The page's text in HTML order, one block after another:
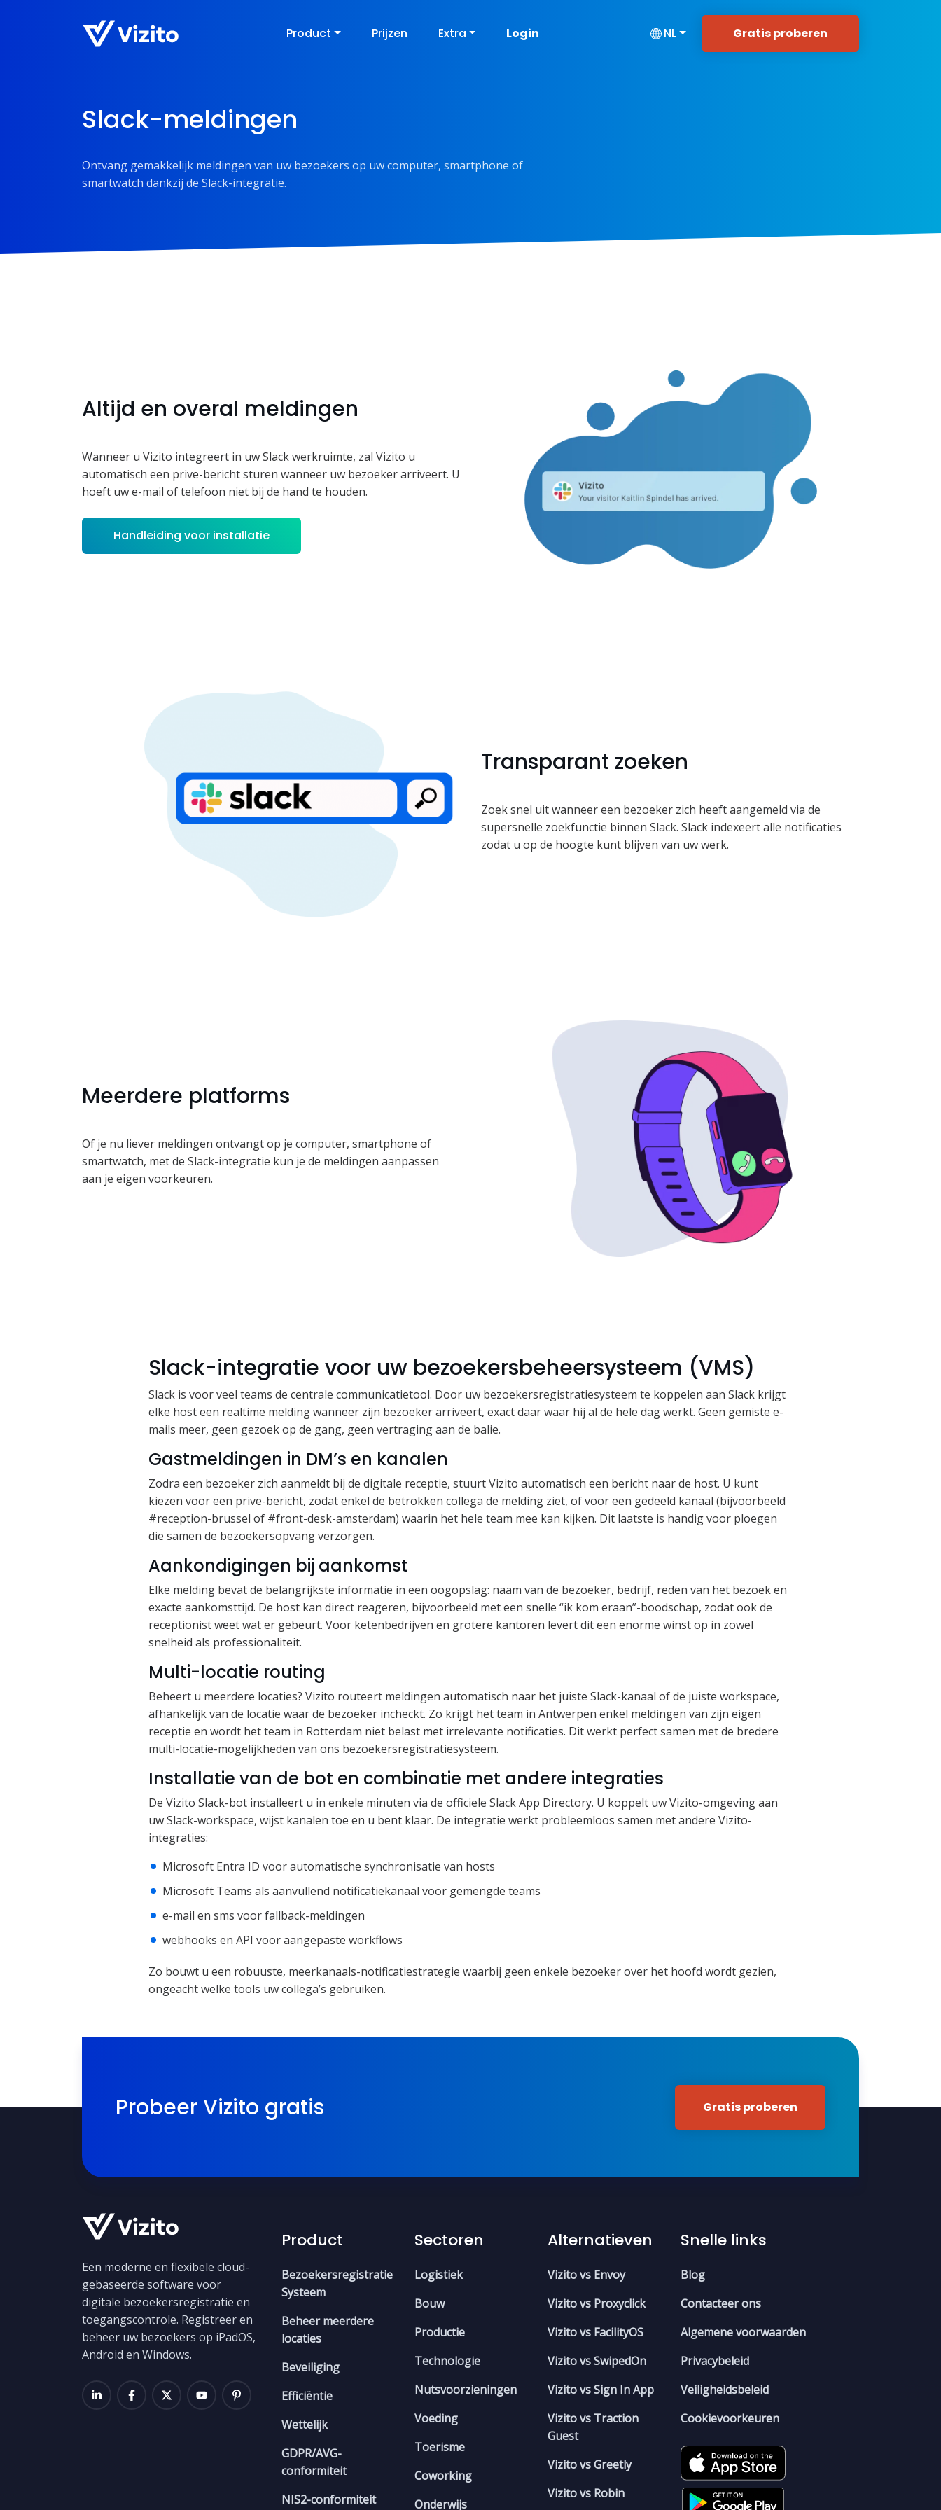
Product Prijzen Extra Login NL Gratis proberen
Slack-meldingen
Ontvang gemakkelijk meldingen van uw bezoekers op uw computer, smartphone of
smartwatch dankzij de Slack-integratie.
Altijd en overal meldingen
Wanneer u Vizito integreert in uw Slack werkruimte, zal Vizito u
automatisch een prive-bericht sturen wanneer uw bezoeker arriveert. U
hoeft uw e-mail of telefoon niet bij de hand te houden.
Handleiding voor installatie
Transparant zoeken
Zoek snel uit wanneer een bezoeker zich heeft aangemeld via de
supersnelle zoekfunctie binnen Slack. Slack indexeert alle notificaties
zodat u op de hoogte kunt blijven van uw werk.
Meerdere platforms
Of je nu liever meldingen ontvangt op je computer, smartphone of
smartwatch, met de Slack-integratie kun je de meldingen aanpassen
aan je eigen voorkeuren.
Slack-integratie voor uw bezoekersbeheersysteem (VMS)
Slack is voor veel teams de centrale communicatietool. Door uw bezoekersregistratiesysteem te koppelen aan Slack krijgt
elke host een realtime melding wanneer zijn bezoeker arriveert, exact daar waar hij al de hele dag werkt. Geen gemiste e-
mails meer, geen gezoek op de gang, geen vertraging aan de balie.
Gastmeldingen in DM’s en kanalen
Zodra een bezoeker zich aanmeldt bij de digitale receptie, stuurt Vizito automatisch een bericht naar de host. U kunt
kiezen voor een prive-bericht, zodat enkel de betrokken collega de melding ziet, of voor een gedeeld kanaal (bijvoorbeeld
#reception-brussel of #front-desk-amsterdam) waarin het hele team mee kan kijken. Dit laatste is handig voor ploegen
die samen de bezoekersopvang verzorgen.
Aankondigingen bij aankomst
Elke melding bevat de belangrijkste informatie in een oogopslag: naam van de bezoeker, bedrijf, reden van het bezoek en
exacte aankomsttijd. De host kan direct reageren, bijvoorbeeld met een snelle “ik kom eraan”-boodschap, zodat ook de
receptionist weet wat er gebeurt. Voor ketenbedrijven en grotere kantoren levert dit een enorme winst op in zowel
snelheid als professionaliteit.
Multi-locatie routing
Beheert u meerdere locaties? Vizito routeert meldingen automatisch naar het juiste Slack-kanaal of de juiste workspace,
afhankelijk van de locatie waar de bezoeker incheckt. Zo krijgt het team in Antwerpen enkel meldingen van zijn eigen
receptie en wordt het team in Rotterdam niet belast met irrelevante notificaties. Dit werkt perfect samen met de bredere
multi-locatie-mogelijkheden van ons bezoekersregistratiesysteem.
Installatie van de bot en combinatie met andere integraties
De Vizito Slack-bot installeert u in enkele minuten via de officiele Slack App Directory. U koppelt uw Vizito-omgeving aan
uw Slack-workspace, wijst kanalen toe en u bent klaar. De integratie werkt probleemloos samen met andere Vizito-
integraties:
Microsoft Entra ID voor automatische synchronisatie van hosts
Microsoft Teams als aanvullend notificatiekanaal voor gemengde teams
e-mail en sms voor fallback-meldingen
webhooks en API voor aangepaste workflows
Zo bouwt u een robuuste, meerkanaals-notificatiestrategie waarbij geen enkele bezoeker over het hoofd wordt gezien,
ongeacht welke tools uw collega’s gebruiken.
Probeer Vizito gratis Gratis proberen
Een moderne en flexibele cloud-
gebaseerde software voor
digitale bezoekersregistratie en
toegangscontrole. Registreer en
beheer uw bezoekers op iPadOS,
Android en Windows.
Product
Bezoekersregistratie
Systeem
Beheer meerdere
locaties
Beveiliging
Efficiëntie
Wettelijk
GDPR/AVG-
conformiteit
NIS2-conformiteit
Sectoren
Logistiek
Bouw
Productie
Technologie
Nutsvoorzieningen
Voeding
Toerisme
Coworking
Onderwijs
Alternatieven
Vizito vs Envoy
Vizito vs Proxyclick
Vizito vs FacilityOS
Vizito vs SwipedOn
Vizito vs Sign In App
Vizito vs Traction
Guest
Vizito vs Greetly
Vizito vs Robin
Snelle links
Blog
Contacteer ons
Algemene voorwaarden
Privacybeleid
Veiligheidsbeleid
Cookievoorkeuren